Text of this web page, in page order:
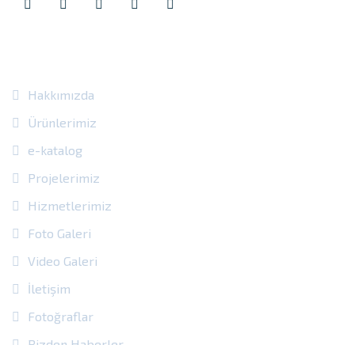
Hakkımızda
Ürünlerimiz
e-katalog
Projelerimiz
Hizmetlerimiz
Foto Galeri
Video Galeri
İletişim
Fotoğraflar